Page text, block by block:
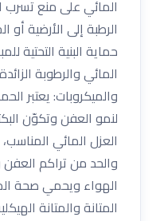
المائي على منع تسرب
الرطبة إلى الأرضية أو
حماية البنية التحتية
المائي والرطوبة
والميكروبات: يعتبر
لنمو العفن وتكوّن
العزل المائي
والحد من تراكم
الهواء ويحمي صحة
المتانة والمتانة